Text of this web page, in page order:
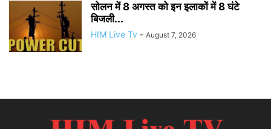
सोलन में 8 अगस्त को इन इलाकों में 8 घंटे
बिजली...
HIM Live Tv - August 7, 2026